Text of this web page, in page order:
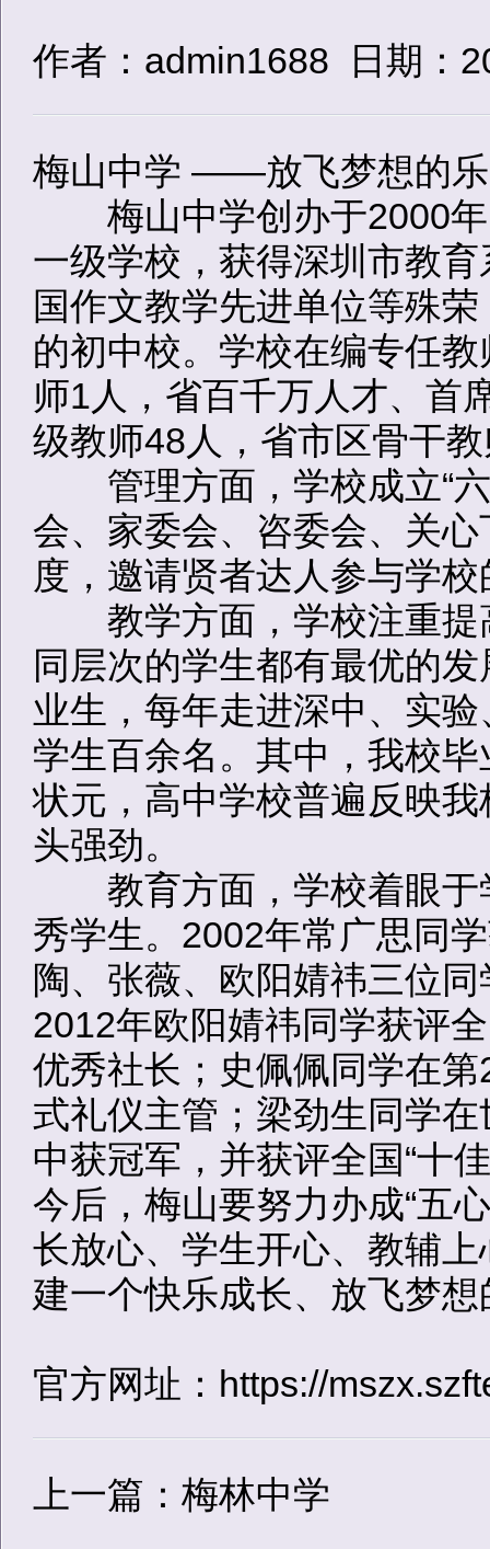
作者：admin1688 日期：
梅山中学 ——放飞梦想的
梅山中学创办于2000年
一级学校，获得深圳市教
国作文教学先进单位等殊
的初中校。学校在编专任
师1人，省百千万人才、首
级教师48人，省市区骨干
管理方面，学校成立“六
会、家委会、咨委会、关
度，邀请贤者达人参与学
教学方面，学校注重提
同层次的学生都有最优的
业生，每年走进深中、实
学生百余名。其中，我校
状元，高中学校普遍反映
头强劲。
教育方面，学校着眼于
秀学生。2002年常广思同
陶、张薇、欧阳婧祎三位
2012年欧阳婧祎同学获评
优秀社长；史佩佩同学在
式礼仪主管；梁劲生同学
中获冠军，并获评全国“
今后，梅山要努力办成“五
长放心、学生开心、教辅
建一个快乐成长、放飞梦
官方网址： https://
上一篇：梅林中学